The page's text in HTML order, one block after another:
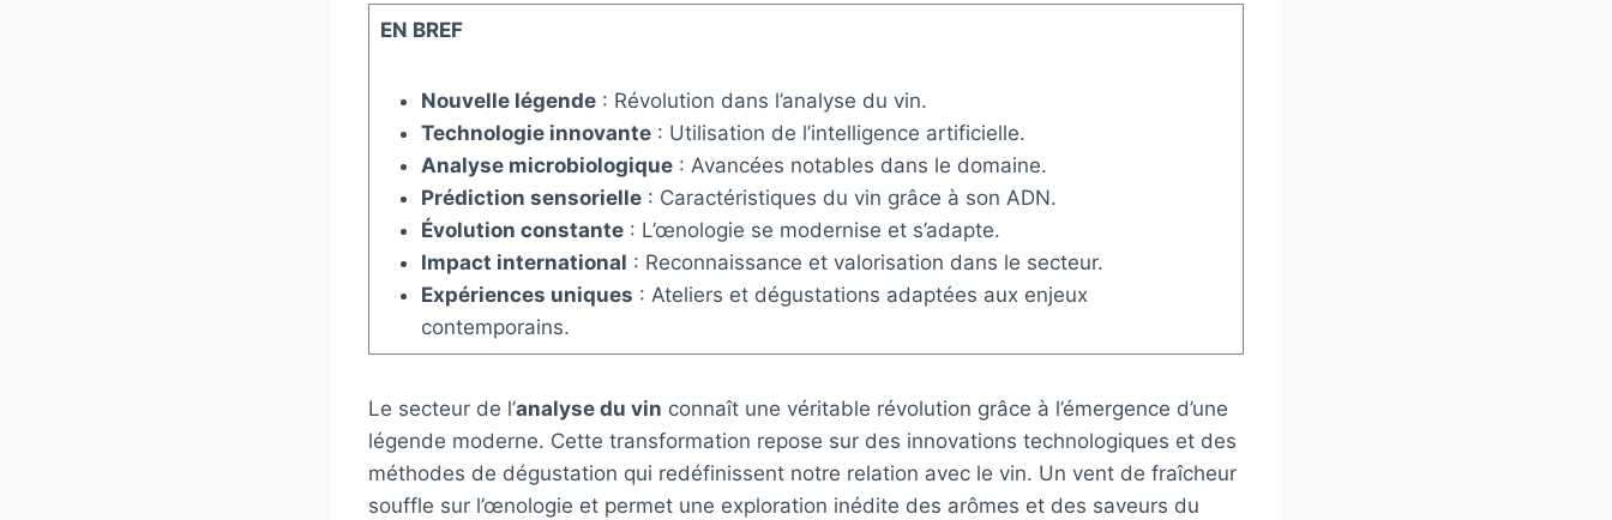
EN BREF
Nouvelle légende: Révolution dans l’analyse du vin.
Technologie innovante: Utilisation de l’intelligence artificielle.
Analyse microbiologique: Avancées notables dans le domaine.
Prédiction sensorielle: Caractéristiques du vin grâce à son ADN.
Évolution constante: L’œnologie se modernise et s’adapte.
Impact international : Reconnaissance et valorisation dans le secteur.
Expériences uniques : Ateliers et dégustations adaptées aux enjeux
contemporains.
Le secteur de l’analyse du vin connaît une véritable révolution grâce à l’émergence d’une
légende moderne. Cette transformation repose sur des innovations technologiques et des
méthodes de dégustation qui redéfinissent notre relation avec le vin. Un vent de fraîcheur
souffle sur l’œnologie et permet une exploration inédite des arômes et des saveurs du